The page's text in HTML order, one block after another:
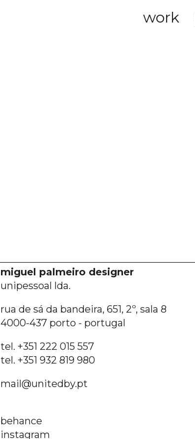
work
miguel palmeiro designer
unipessoal lda.
rua de sá da bandeira, 651, 2º, sala 8
4000-437 porto - portugal
tel. +351 222 015 557
tel. +351 932 819 980
mail@unitedby.pt
behance
instagram